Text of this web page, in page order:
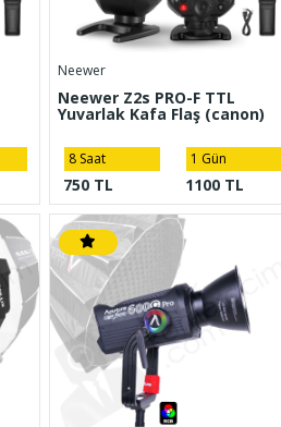
Neewer
Neewer Z2s PRO-F TTL
Yuvarlak Kafa Flaş (canon)
8 Saat
750 TL
1 Gün
1100 TL